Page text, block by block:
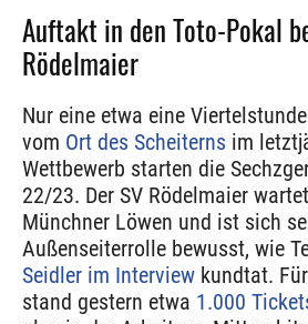
Auftakt in den Toto-Pokal
Rödelmaier
Nur eine etwa eine
vom Ort des Scheiterns im
Wettbewerb starten die
22/23. Der SV Rödelmaier
Münchner Löwen und ist sich
Außenseiterrolle bewusst, wie
Seidler im Interview kundtat.
stand gestern etwa 1.000